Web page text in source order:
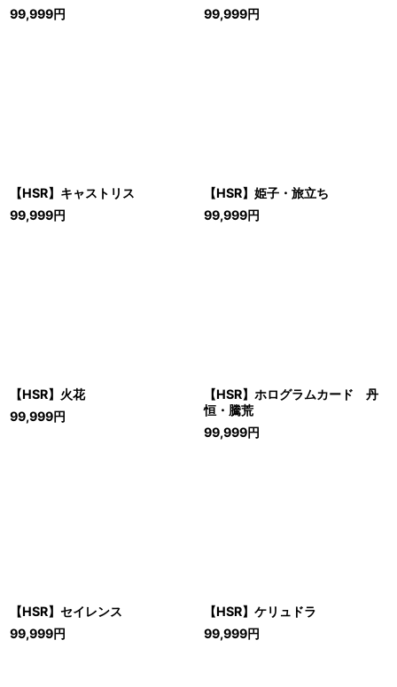
99,999円
99,999円
【HSR】キャストリス
99,999円
【HSR】姫子・旅立ち
99,999円
【HSR】火花
99,999円
【HSR】ホログラムカード 丹
恒・騰荒
99,999円
【HSR】セイレンス
99,999円
【HSR】ケリュドラ
99,999円